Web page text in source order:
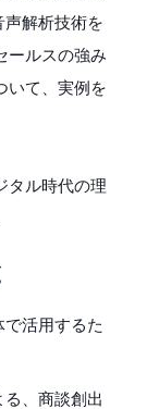
解析技術を
ールスの強み
いて、実例を
タル時代の理
で活用するた
、商談創出